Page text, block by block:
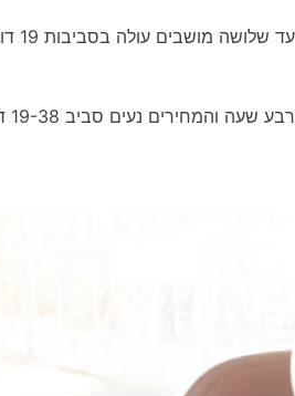
כמו